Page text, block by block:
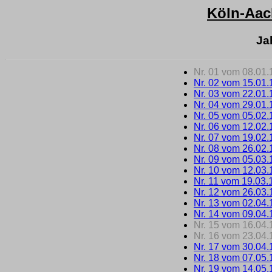
Köln-
Nr. 01 vom
Nr. 02 vom
Nr. 03 vom
Nr. 04 vom
Nr. 05 vom
Nr. 06 vom
Nr. 07 vom
Nr. 08 vom
Nr. 09 vom
Nr. 10 vom
Nr. 11 vom
Nr. 12 vom
Nr. 13 vom
Nr. 14 vom
Nr. 15 vom
Nr. 16 vom
Nr. 17 vom
Nr. 18 vom
Nr. 19 vom